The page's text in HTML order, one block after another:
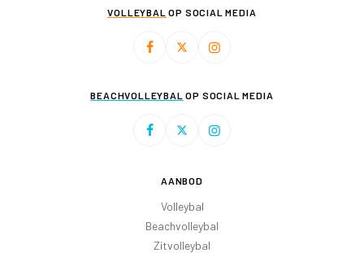
VOLLEYBAL OP SOCIAL MEDIA
BEACHVOLLEYBAL OP SOCIAL MEDIA
AANBOD
Volleybal
Beachvolleybal
Zitvolleybal